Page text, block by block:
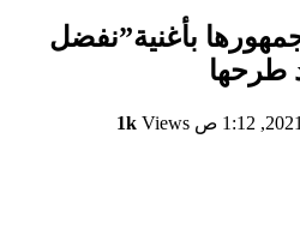
بأغنية”نفضل
طرحها
1k Views